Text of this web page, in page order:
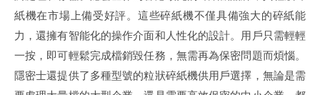
紙機在市場上備受好評。這些碎紙機不僅具備強大的碎紙能
力，還擁有智能化的操作介面和人性化的設計。用戶只需輕輕
一按，即可輕鬆完成檔銷毀任務，無需再為保密問題而煩惱。
隱密士還提供了多種型號的粒狀碎紙機供用戶選擇，無論是需